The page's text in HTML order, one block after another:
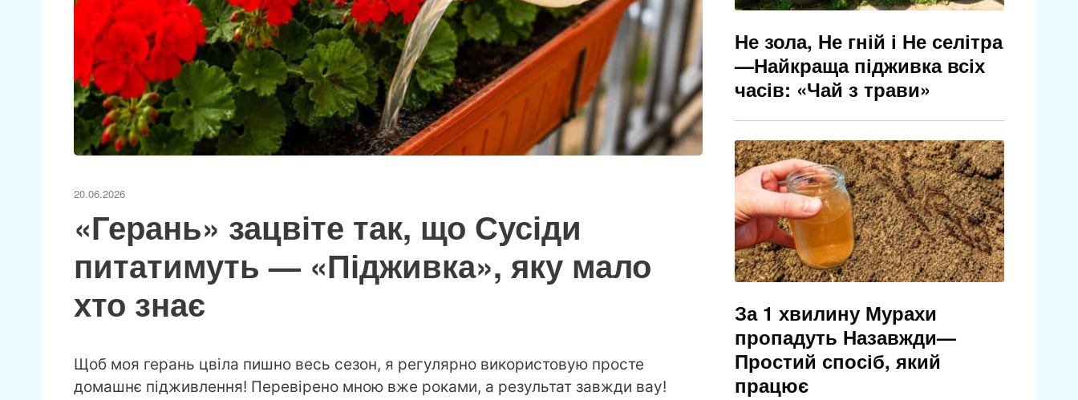
20.06.2026
«Герань» зацвіте так, що Сусіди
питатимуть — «Підживка», яку мало
хто знає
Щоб моя герань цвіла пишно весь сезон, я регулярно використовую просте
домашнє підживлення! Перевірено мною вже роками, а результат завжди вау!
Не зола, Не гній і Не селітра
—Найкраща підживка всіх
часів: «Чай з трави»
За 1 хвилину Мурахи
пропадуть Назавжди—
Простий спосіб, який
працює